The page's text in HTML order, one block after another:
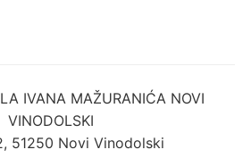
IVANA MAŽURANIĆA NOVI
VINODOLSKI
51250 Novi Vinodolski